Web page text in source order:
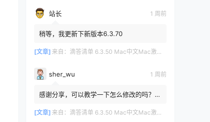
站长 1 周前
稍等，我更新下新版本6.3.70
[文章] 来自： 滴答清单 6.3.50 Mac中文Mac激活版
sher_wu 1 周前
感谢分享，可以教学一下怎么修改的吗？目
[文章] 来自： 滴答清单 6.3.50 Mac中文Mac激活版